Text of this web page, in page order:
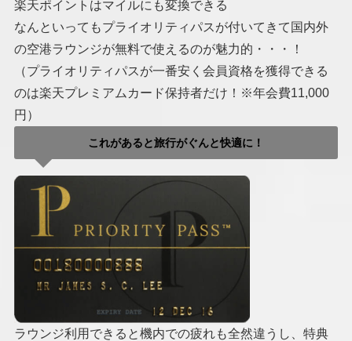
楽天ポイントはマイルにも変換できる
なんといってもプライオリティパスが付いてきて国内外
の空港ラウンジが無料で使えるのが魅力的・・・！
（プライオリティパスが一番安く会員資格を獲得できる
のは楽天プレミアムカード保持者だけ！※年会費11,000
円）
これがあると旅行がぐんと快適に！
ラウンジ利用できると機内での疲れも全然違うし、特典